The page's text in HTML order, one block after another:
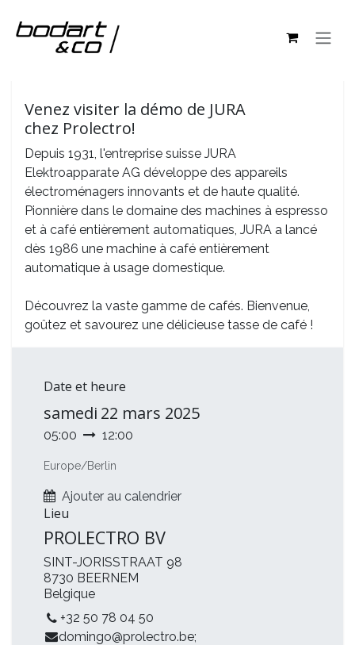
Venez visiter la démo de JURA
chez Prolectro!
Depuis 1931, l'entreprise suisse JURA
Elektroapparate AG développe des appareils
électroménagers innovants et de haute qualité.
Pionnière dans le domaine des machines à espresso
et à café entièrement automatiques, JURA a lancé
dès 1986 une machine à café entièrement
automatique à usage domestique.
Découvrez la vaste gamme de cafés. Bienvenue,
goûtez et savourez une délicieuse tasse de café !
Date et heure
samedi 22 mars 2025
05:00 12:00
Europe/Berlin
Ajouter au calendrier
Lieu
PROLECTRO BV
SINT-JORISSTRAAT 98
8730 BEERNEM
Belgique
+32 50 78 04 50
domingo@prolectro.be;